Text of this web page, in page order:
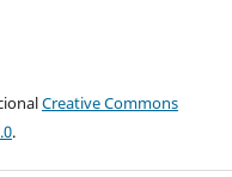
Creative Commons
.